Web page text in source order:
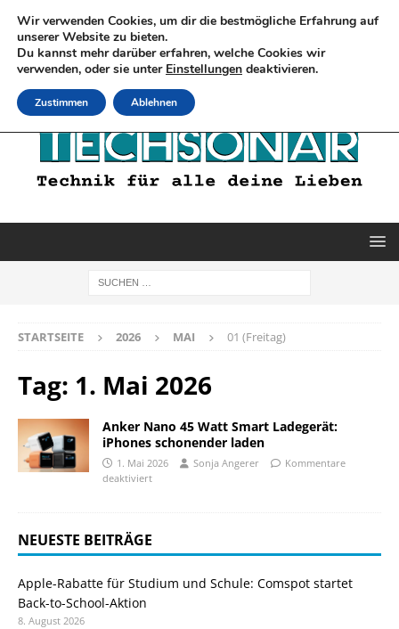
STARTSEITE 2026 MAI 01 (Freitag)
Tag: 1. Mai 2026
Anker Nano 45 Watt Smart Ladegerät:
iPhones schonender laden
1. Mai 2026 Sonja Angerer
Kommentare
deaktiviert
NEUESTE BEITRÄGE
Apple-Rabatte für Studium und Schule: Comspot startet
Back-to-School-Aktion
8. August 2026
Wir verwenden Cookies, um dir die bestmögliche Erfahrung auf
unserer Website zu bieten.
Du kannst mehr darüber erfahren, welche Cookies wir
verwenden, oder sie unter Einstellungen deaktivieren.
Zustimmen Ablehnen